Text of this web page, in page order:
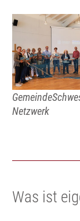
Netzwerk
Was ist